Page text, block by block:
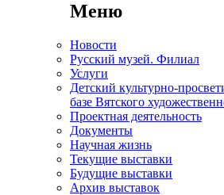
Меню
Новости
Русский музей. Филиал
Услуги
Детский культурно-
базе Вятского
Проектная деятельность
Документы
Научная жизнь
Текущие выставки
Будущие выставки
Архив выставок